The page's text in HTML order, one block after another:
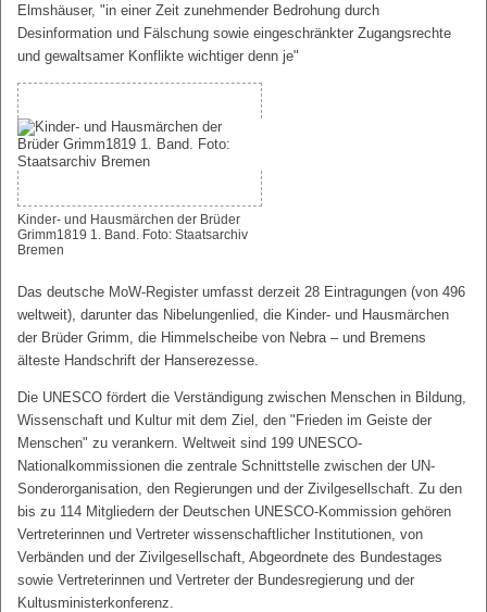
Elmshäuser, "in einer Zeit zunehmender Bedrohung durch
Desinformation und Fälschung sowie eingeschränkter Zugangsrechte
und gewaltsamer Konflikte wichtiger denn je"
Kinder- und Hausmärchen der Brüder
Grimm1819 1. Band. Foto: Staatsarchiv
Bremen
Das deutsche MoW-Register umfasst derzeit 28 Eintragungen (von 496
weltweit), darunter das Nibelungenlied, die Kinder- und Hausmärchen
der Brüder Grimm, die Himmelscheibe von Nebra – und Bremens
älteste Handschrift der Hanserezesse.
Die UNESCO fördert die Verständigung zwischen Menschen in Bildung,
Wissenschaft und Kultur mit dem Ziel, den "Frieden im Geiste der
Menschen" zu verankern. Weltweit sind 199 UNESCO-
Nationalkommissionen die zentrale Schnittstelle zwischen der UN-
Sonderorganisation, den Regierungen und der Zivilgesellschaft. Zu den
bis zu 114 Mitgliedern der Deutschen UNESCO-Kommission gehören
Vertreterinnen und Vertreter wissenschaftlicher Institutionen, von
Verbänden und der Zivilgesellschaft, Abgeordnete des Bundestages
sowie Vertreterinnen und Vertreter der Bundesregierung und der
Kultusministerkonferenz.